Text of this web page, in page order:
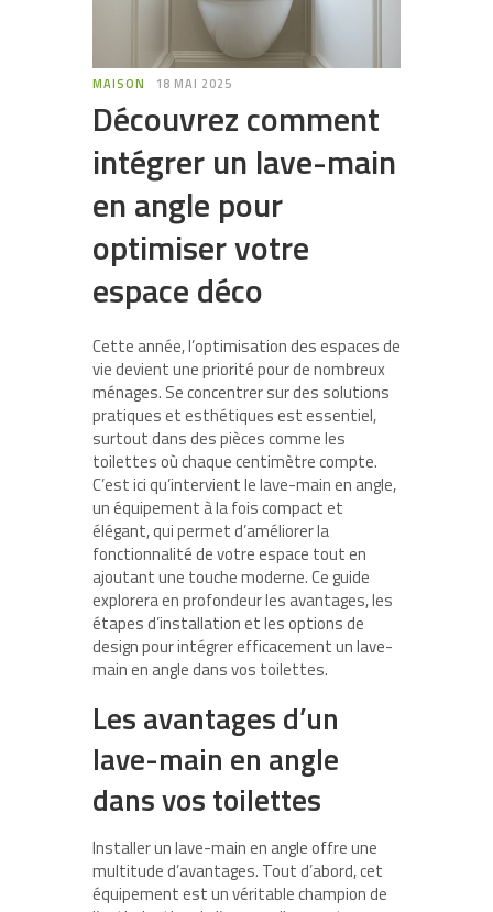
MAISON 18 MAI 2025
Découvrez comment
intégrer un lave-main
en angle pour
optimiser votre
espace déco
Cette année, l’optimisation des espaces de
vie devient une priorité pour de nombreux
ménages. Se concentrer sur des solutions
pratiques et esthétiques est essentiel,
surtout dans des pièces comme les
toilettes où chaque centimètre compte.
C’est ici qu’intervient le lave-main en angle,
un équipement à la fois compact et
élégant, qui permet d’améliorer la
fonctionnalité de votre espace tout en
ajoutant une touche moderne. Ce guide
explorera en profondeur les avantages, les
étapes d’installation et les options de
design pour intégrer efficacement un lave-
main en angle dans vos toilettes.
Les avantages d’un
lave-main en angle
dans vos toilettes
Installer un lave-main en angle offre une
multitude d’avantages. Tout d’abord, cet
équipement est un véritable champion de